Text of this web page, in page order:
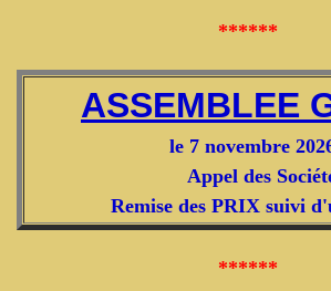
******
ASSEMBLEE
le 7 novembre
Appel des
Remise des PRIX suivi
******